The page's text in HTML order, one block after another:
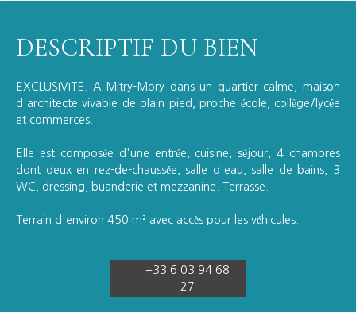
DESCRIPTIF DU BIEN
EXCLUSIVITE. A Mitry-Mory dans un quartier calme, maison
d'architecte vivable de plain pied, proche école, collège/lycée
et commerces.
Elle est composée d'une entrée, cuisine, séjour, 4 chambres
dont deux en rez-de-chaussée, salle d'eau, salle de bains, 3
WC, dressing, buanderie et mezzanine. Terrasse.
Terrain d'environ 450 m² avec accès pour les véhicules.
+33 6 03 94 68
27